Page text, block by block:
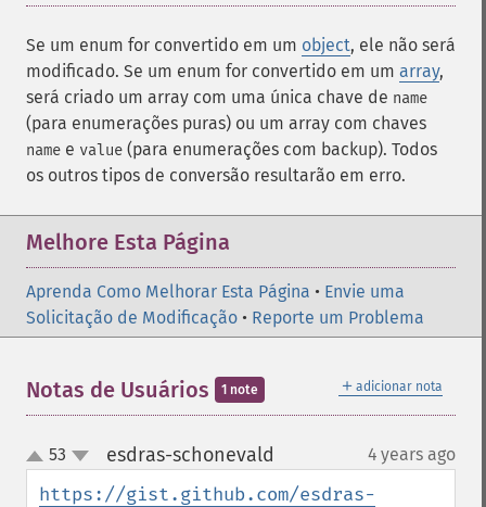
Se um enum for convertido em um object, ele não será
modificado. Se um enum for convertido em um array,
será criado um array com uma única chave de name
(para enumerações puras) ou um array com chaves
name e value (para enumerações com backup). Todos
os outros tipos de conversão resultarão em erro.
Melhore Esta Página
Aprenda Como Melhorar Esta Página • Envie uma
Solicitação de Modificação • Reporte um Problema
＋ adicionar nota
Notas de Usuários 1 note
up
down
53 esdras-schonevald 4 years ago
https://gist.github.com/esdras-